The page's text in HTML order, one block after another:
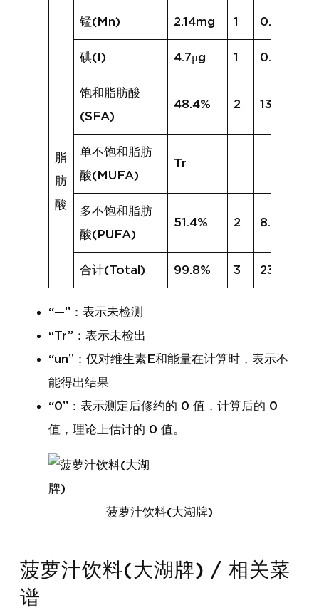
锰(Mn) 2.14mg 1 0.26mg
碘(I) 4.7μg 1 0.8μg
脂
肪
酸
饱和脂肪酸
(SFA)
48.4% 2 13.1%
单不饱和脂肪
酸(MUFA)
Tr
多不饱和脂肪
酸(PUFA)
51.4% 2 8.4%
合计(Total) 99.8% 3 23.2%
“—”：表示未检测
“Tr”：表示未检出
“un”：仅对维生素E和能量在计算时，表示不
能得出结果
“0”：表示测定后修约的 0 值，计算后的 0
值，理论上估计的 0 值。
菠萝汁饮料(大湖牌)
菠萝汁饮料(大湖牌) / 相关菜
谱